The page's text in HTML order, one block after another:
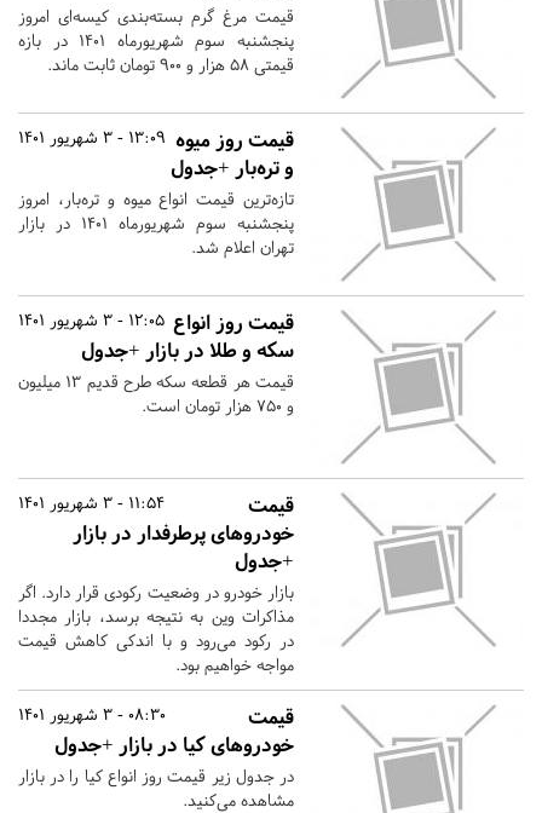
قیمت مرغ گرم بسته‌بندی کیسه‌ای امروز
پنجشنبه سوم شهریورماه ۱۴۰۱ در بازه
قیمتی ۵۸ هزار و ۹۰۰ تومان ثابت ماند.
13:09 - 3 شهریور 1401 قیمت‌ روز میوه
و تره‌بار +جدول
تازه‌ترین قیمت انواع میوه و تره‌بار، امروز
پنجشنبه سوم شهریورماه ۱۴۰۱ در بازار
تهران اعلام شد.
12:05 - 3 شهریور 1401 قیمت روز انواع
سکه و طلا در بازار +جدول
قیمت هر قطعه سکه طرح قدیم ۱۳ میلیون
و ۷۵۰ هزار تومان است.
11:54 - 3 شهریور 1401
قیمت
خودروهای پرطرفدار در بازار
+جدول
بازار خودرو در وضعیت رکودی قرار دارد. اگر
مذاکرات وین به نتیجه برسد، بازار مجددا
در رکود می‌رود و با اندکی کاهش قیمت
مواجه خواهیم بود.
08:30 - 3 شهریور 1401
قیمت
خودروهای کیا در بازار +جدول
در جدول زیر قیمت روز انواع کیا را در بازار
مشاهده می‌کنید.